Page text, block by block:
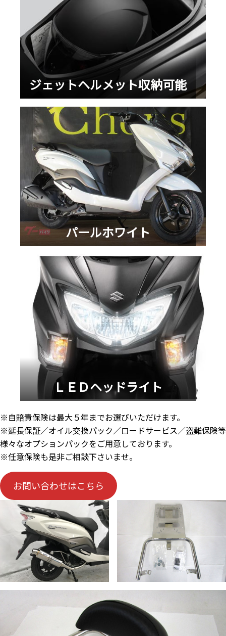
ジェットヘルメット収納可能
パールホワイト
ＬＥＤヘッドライト
※自賠責保険は最大５年までお選びいただけます。
※延長保証／オイル交換パック／ロードサービス／盗難保険等
様々なオプションパックをご用意しております。
※任意保険も是非ご相談下さいませ。
お問い合わせはこちら